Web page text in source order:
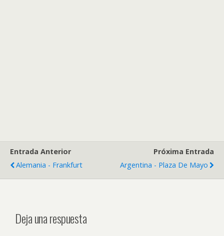
Entrada Anterior
Alemania - Frankfurt
Próxima Entrada
Argentina - Plaza De Mayo
Deja una respuesta